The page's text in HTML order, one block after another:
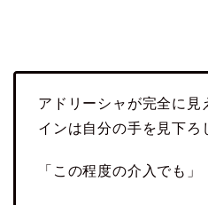
アドリーシャが完全に見
インは自分の手を見下ろ
「この程度の介入でも」